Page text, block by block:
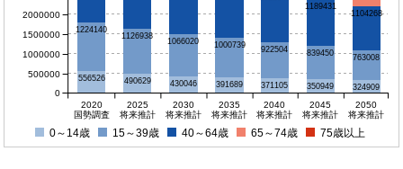
556526 490629 430046 391689 371105 350949 324909
1224140
1126938
1066020 1000739 922504 839450 763008
1189431
1104268
2020
国勢調査
2025
将来推計
2030
将来推計
2035
将来推計
2040
将来推計
2045
将来推計
2050
将来推計
0
500000
1000000
1500000
2000000
0～14歳 15～39歳 40～64歳 65～74歳 75歳以上